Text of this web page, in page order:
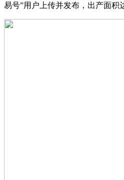
易号”用户上传并发布，出产面积